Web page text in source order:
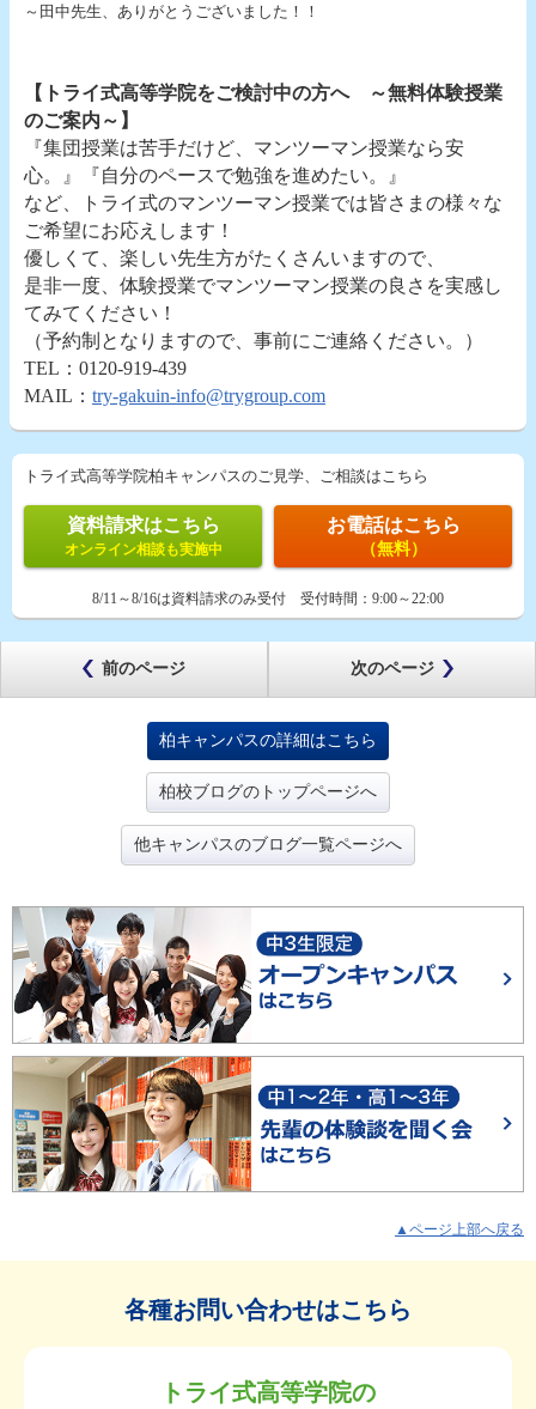
～田中先生、ありがとうございました！！
【トライ式高等学院をご検討中の方へ ～無料体験授業
のご案内～】
『集団授業は苦手だけど、マンツーマン授業なら安
心。』『自分のペースで勉強を進めたい。』
など、トライ式のマンツーマン授業では皆さまの様々な
ご希望にお応えします！
優しくて、楽しい先生方がたくさんいますので、
是非一度、体験授業でマンツーマン授業の良さを実感し
てみてください！
（予約制となりますので、事前にご連絡ください。）
TEL：0120-919-439
MAIL： try-gakuin-info@trygroup.com
トライ式高等学院柏キャンパスのご見学、ご相談はこちら
資料請求はこちら
オンライン相談も実施中
お電話はこちら
（無料）
8/11～8/16は資料請求のみ受付 受付時間： 9:00～22:00
前のページ 次のページ
柏キャンパスの詳細はこちら
柏校ブログのトップページへ
他キャンパスのブログ一覧ページへ
▲ページ上部へ戻る
各種お問い合わせはこちら
トライ式高等学院の